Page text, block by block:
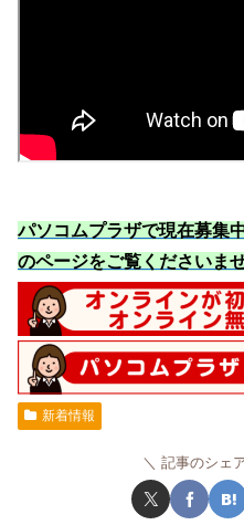
パソコムプラザで現在募集
のページをご覧くださいま
新着情報
記事のシェ